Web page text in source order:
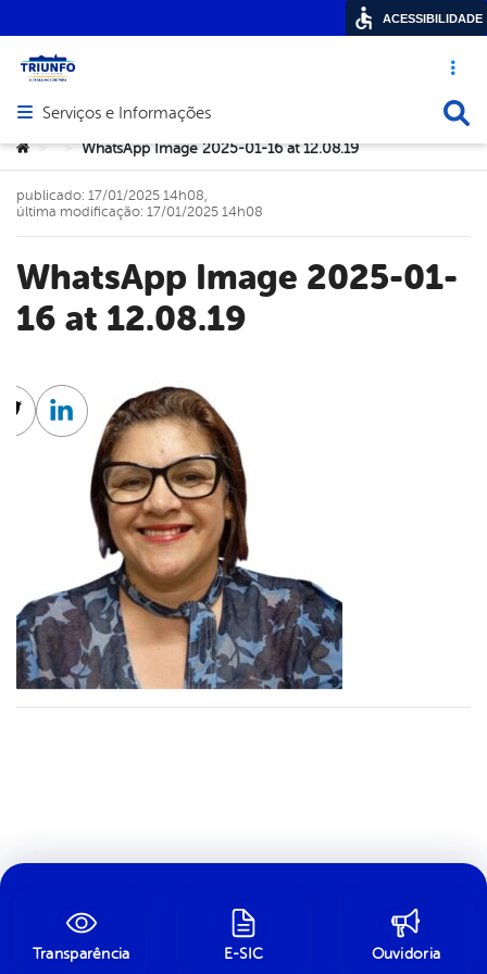
Acesso
Abrir menu principal de navegação
Serviços e Informações
Você está aqui:
> > WhatsApp Image 2025-01-16 at 12.08.19
WhatsApp Image 2025-01-
16 at 12.08.19
publicado: 17/01/2025 14h08,
última modificação: 17/01/2025 14h08
Twitter
Linkedin
Transparência E-SIC Ouvidoria
ACESSIBILIDADE